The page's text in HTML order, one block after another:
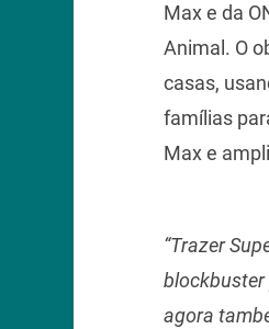
Max e da
Animal. O
casas,
famílias
Max e
“Trazer
blockbuster
agora